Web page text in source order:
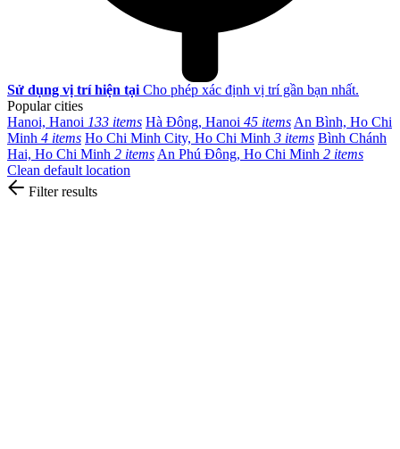
Sử dụng vị trí hiện tại Cho phép xác định vị trí gần bạn nhất.
Popular cities
Hanoi, Hanoi 133 items Hà Đông, Hanoi 45 items An Bình, Ho Chi
Minh 4 items Ho Chi Minh City, Ho Chi Minh 3 items Bình Chánh
Hai, Ho Chi Minh 2 items An Phú Đông, Ho Chi Minh 2 items
Clean default location
Filter results